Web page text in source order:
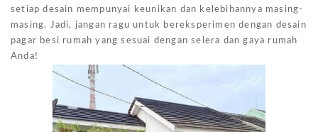
setiap desain mempunyai keunikan dan kelebihannya masing-
masing. Jadi, jangan ragu untuk bereksperimen dengan desain
pagar besi rumah yang sesuai dengan selera dan gaya rumah
Anda!